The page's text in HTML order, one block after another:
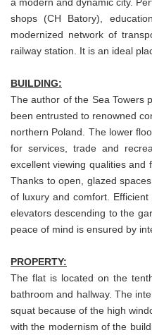
shops (CH Batory),
modernized network of
railway station. It is an ideal
BUILDING:
The author of the Sea Towers
been entrusted to renowned
northern Poland. The lower
for services, trade and
excellent viewing qualities and
Thanks to open, glazed
of luxury and comfort.
elevators descending to the
peace of mind is ensured by
PROPERTY:
The flat is located on the
bathroom and hallway. The
squat because of the high
with the modernism of the